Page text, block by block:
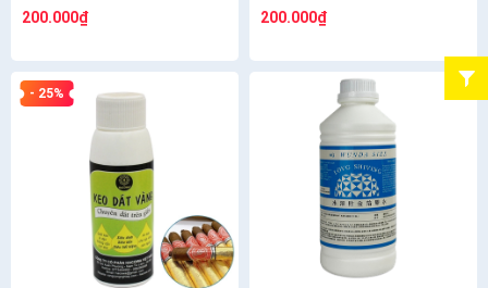
200.000₫ 200.000₫
- 25%